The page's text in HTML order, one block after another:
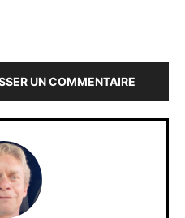
UN COMMENTAIRE